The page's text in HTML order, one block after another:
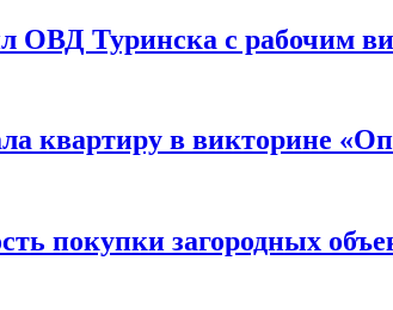
ОВД Туринска с рабочим
квартиру в викторине
покупки загородных